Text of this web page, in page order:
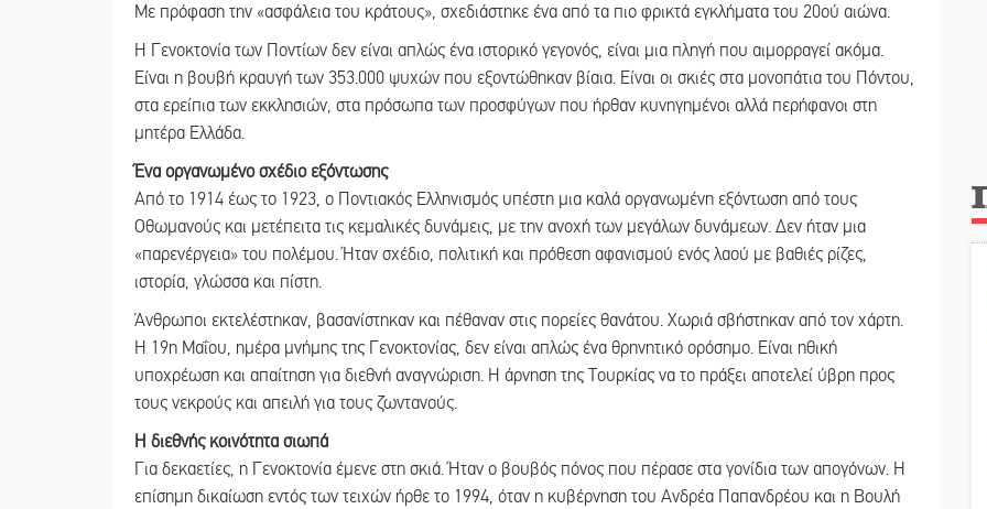
Με πρόφαση την «ασφάλεια του κράτους», σχεδιάστηκε ένα από τα πιο φρικτά εγκλήματα του 20ού αιώνα.
Η Γενοκτονία των Ποντίων δεν είναι απλώς ένα ιστορικό γεγονός, είναι μια πληγή που αιμορραγεί ακόμα.
Είναι η βουβή κραυγή των 353.000 ψυχών που εξοντώθηκαν βίαια. Είναι οι σκιές στα μονοπάτια του Πόντου,
στα ερείπια των εκκλησιών, στα πρόσωπα των προσφύγων που ήρθαν κυνηγημένοι αλλά περήφανοι στη
μητέρα Ελλάδα.
Ένα οργανωμένο σχέδιο εξόντωσης
Από το 1914 έως το 1923, ο Ποντιακός Ελληνισμός υπέστη μια καλά οργανωμένη εξόντωση από τους
Οθωμανούς και μετέπειτα τις κεμαλικές δυνάμεις, με την ανοχή των μεγάλων δυνάμεων. Δεν ήταν μια
«παρενέργεια» του πολέμου. Ήταν σχέδιο, πολιτική και πρόθεση αφανισμού ενός λαού με βαθιές ρίζες,
ιστορία, γλώσσα και πίστη.
Άνθρωποι εκτελέστηκαν, βασανίστηκαν και πέθαναν στις πορείες θανάτου. Χωριά σβήστηκαν από τον χάρτη.
Η 19η Μαΐου, ημέρα μνήμης της Γενοκτονίας, δεν είναι απλώς ένα θρηνητικό ορόσημο. Είναι ηθική
υποχρέωση και απαίτηση για διεθνή αναγνώριση. Η άρνηση της Τουρκίας να το πράξει αποτελεί ύβρη προς
τους νεκρούς και απειλή για τους ζωντανούς.
Η διεθνής κοινότητα σιωπά
Για δεκαετίες, η Γενοκτονία έμενε στη σκιά. Ήταν ο βουβός πόνος που πέρασε στα γονίδια των απογόνων. Η
επίσημη δικαίωση εντός των τειχών ήρθε το 1994, όταν η κυβέρνηση του Ανδρέα Παπανδρέου και η Βουλή